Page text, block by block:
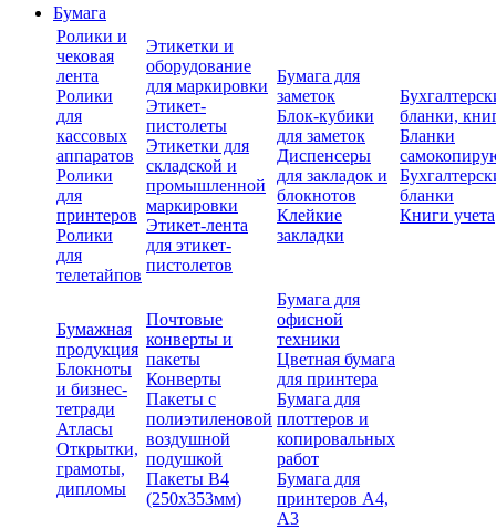
Бумага
Ролики и
чековая
лента
Ролики
для
кассовых
аппаратов
Ролики
для
принтеров
Ролики
для
телетайпов
Этикетки и
оборудование
для маркировки
Этикет-
пистолеты
Этикетки для
складской и
промышленной
маркировки
Этикет-лента
для этикет-
пистолетов
Бумага для
заметок
Блок-кубики
для заметок
Диспенсеры
для закладок и
блокнотов
Клейкие
закладки
бланки,
Бланки
бланки
Книги учета
Бумажная
продукция
Блокноты
и бизнес-
тетради
Атласы
Открытки,
грамоты,
дипломы
Почтовые
конверты и
пакеты
Конверты
Пакеты с
полиэтиленовой
воздушной
подушкой
Пакеты В4
(250х353мм)
Бумага для
офисной
техники
Цветная бумага
для принтера
Бумага для
плоттеров и
копировальных
работ
Бумага для
принтеров А4,
А3